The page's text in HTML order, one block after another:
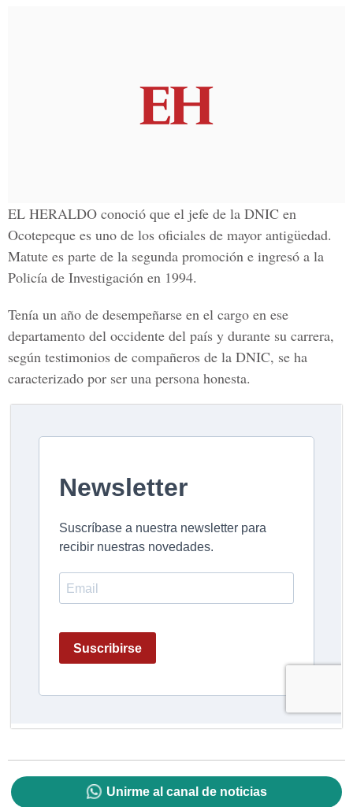
EL HERALDO conoció que el jefe de la DNIC en
Ocotepeque es uno de los oficiales de mayor antigüedad.
Matute es parte de la segunda promoción e ingresó a la
Policía de Investigación en 1994.
Tenía un año de desempeñarse en el cargo en ese
departamento del occidente del país y durante su carrera,
según testimonios de compañeros de la DNIC, se ha
caracterizado por ser una persona honesta.
Unirme al canal de noticias